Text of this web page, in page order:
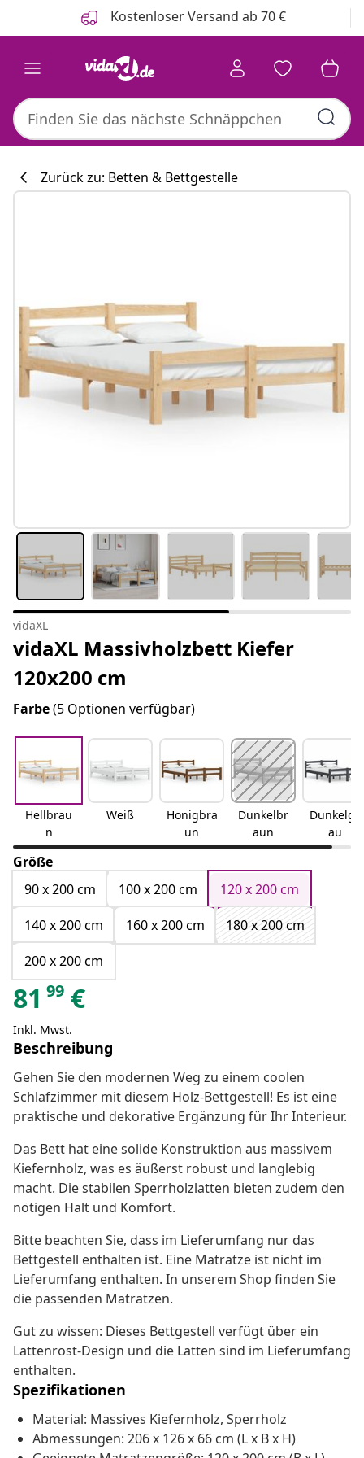
Kostenloser Versand ab 70 €
Zurück zu: Betten & Bettgestelle
vidaXL
vidaXL Massivholzbett Kiefer
120x200 cm
Farbe(5 Optionen verfügbar)
Hellbrau
n
Weiß
Honigbra
un
Dunkelbr
aun
Dunkelgr
au
Größe
90 x 200 cm
100 x 200 cm
120 x 200 cm
140 x 200 cm
160 x 200 cm
180 x 200 cm
200 x 200 cm
81 99 €
Inkl. Mwst.
Beschreibung
Gehen Sie den modernen Weg zu einem coolen
Schlafzimmer mit diesem Holz-Bettgestell! Es ist eine
praktische und dekorative Ergänzung für Ihr Interieur.
Das Bett hat eine solide Konstruktion aus massivem
Kiefernholz, was es äußerst robust und langlebig
macht. Die stabilen Sperrholzlatten bieten zudem den
nötigen Halt und Komfort.
Bitte beachten Sie, dass im Lieferumfang nur das
Bettgestell enthalten ist. Eine Matratze ist nicht im
Lieferumfang enthalten. In unserem Shop finden Sie
die passenden Matratzen.
Gut zu wissen: Dieses Bettgestell verfügt über ein
Lattenrost-Design und die Latten sind im Lieferumfang
enthalten.
Spezifikationen
Material: Massives Kiefernholz, Sperrholz
Abmessungen: 206 x 126 x 66 cm (L x B x H)